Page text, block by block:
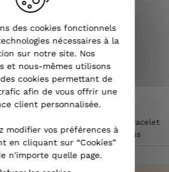
VOIR L'ARTICLE
femme
Bracelet
blanc et argent vague de strass
des cookies fonctionnels
nécessaires à la
sur notre site. Nos
et nous-mêmes utilisons
cookies permettant de
afin de vous offrir une
client personnalisée.
modifier vos préférences à
en cliquant sur “Cookies”
n'importe quelle page.